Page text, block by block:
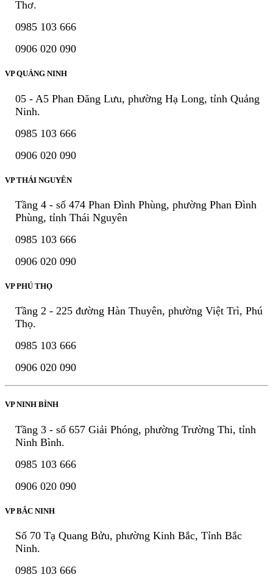
Thơ.
0985 103 666
0906 020 090
VP QUẢNG NINH
05 - A5 Phan Đăng Lưu, phường Hạ Long, tỉnh Quảng
Ninh.
0985 103 666
0906 020 090
VP THÁI NGUYÊN
Tầng 4 - số 474 Phan Đình Phùng, phường Phan Đình
Phùng, tỉnh Thái Nguyên
0985 103 666
0906 020 090
VP PHÚ THỌ
Tầng 2 - 225 đường Hàn Thuyên, phường Việt Trì, Phú
Thọ.
0985 103 666
0906 020 090
VP NINH BÌNH
Tầng 3 - số 657 Giải Phóng, phường Trường Thi, tỉnh
Ninh Bình.
0985 103 666
0906 020 090
VP BẮC NINH
Số 70 Tạ Quang Bửu, phường Kinh Bắc, Tỉnh Bắc
Ninh.
0985 103 666